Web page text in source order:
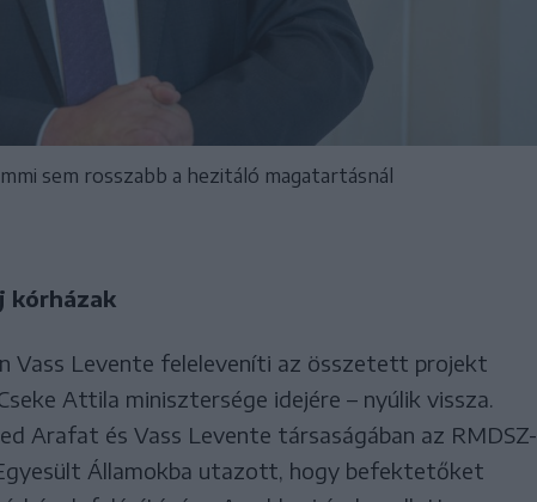
sem rosszabb a hezitáló magatartásnál
kórházak
Vass Levente feleleveníti az összetett projekt
Attila minisztersége idejére – nyúlik vissza.
Arafat és Vass Levente társaságában az RMDSZ-
Államokba utazott, hogy befektetőket